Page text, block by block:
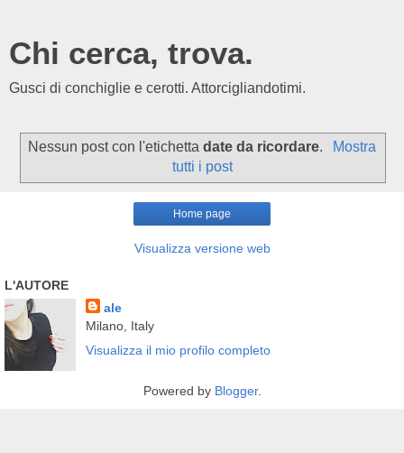
Chi cerca, trova.
Gusci di conchiglie e cerotti. Attorcigliandotimi.
Nessun post con l'etichettadate da ricordare.
Mostra
tutti i post
Home page
Visualizza versione web
L'AUTORE
ale
Milano, Italy
Visualizza il mio profilo completo
Powered by Blogger.